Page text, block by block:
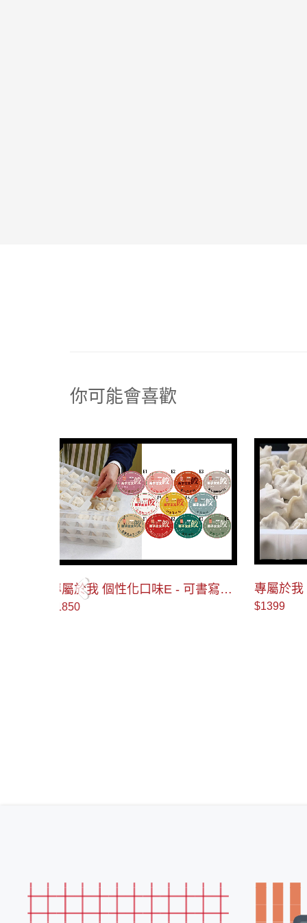
你可能會喜歡
專屬於我 個性化口味F - 可書寫防
水貼紙
$1399
專屬於我 個性化口味G -
水貼紙
$1399
＜